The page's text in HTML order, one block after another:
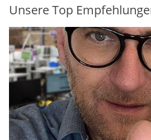
Unsere Top